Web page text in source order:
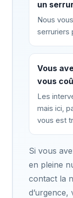
un
Nous
serruriers
Vous
vous
Les
mais ici,
vous est
Si vous
en pleine
contact la